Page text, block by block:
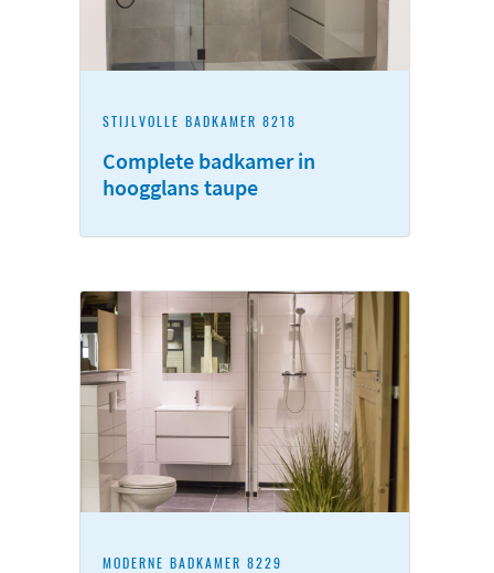
STIJLVOLLE BADKAMER 8218
Complete badkamer in
hoogglans taupe
MODERNE BADKAMER 8229